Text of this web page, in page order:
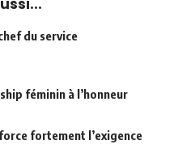
du service
féminin à l’honneur
fortement l’exigence